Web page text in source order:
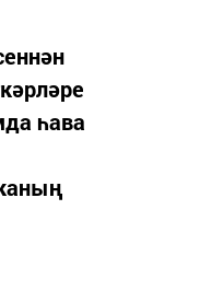
һава